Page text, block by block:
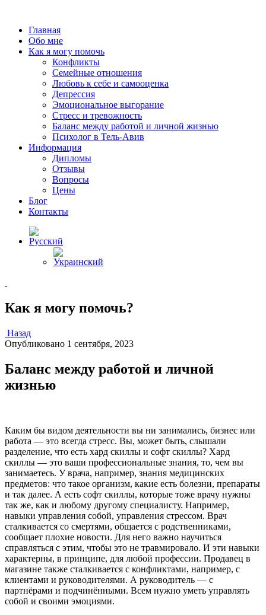
Главная
Обо мне
Как я могу помочь
Конфликты
Семейные отношения
Любовь к себе и самооценка
Депрессия
Эмоциональное выгорание
Стресс и тревожность
Баланс между работой и личной жизнью
Психолог в Тель-Авив
Информация
Дипломы
Отзывы
Вопросы
Цены
Блог
Контакты
Как я могу помочь?
Назад
Опубликовано 1 сентября, 2023
Баланс между работой и личной
жизнью
Каким бы видом деятельности вы ни занимались, бизнес или
работа — это всегда стресс. Вы, может быть, слышали
разделение, что есть хард скиллы и софт скиллы? Хард
скиллы — это ваши профессиональные знания, то, чем вы
занимаетесь. У врача, например, знания медицинских
предметов: что такое организм, какие есть болезни, препараты
и так далее. А есть софт скиллы, которые тоже врачу нужны
так же, как и любому другому специалисту. Например,
навыки управления собой, управления стрессом. Врач
сталкивается со смертями, общается с родственниками,
сообщает плохие новости. Для него важно научиться
справляться с этим, чтобы это не травмировало. И эти навыки
характерны, в принципе, для любой профессии. Продавец в
магазине также сталкивается с конфликтами, например, с
клиентами и руководителями. А руководитель — с
партнёрами и подчинёнными. Всем нужно уметь управлять
собой и своими эмоциями.